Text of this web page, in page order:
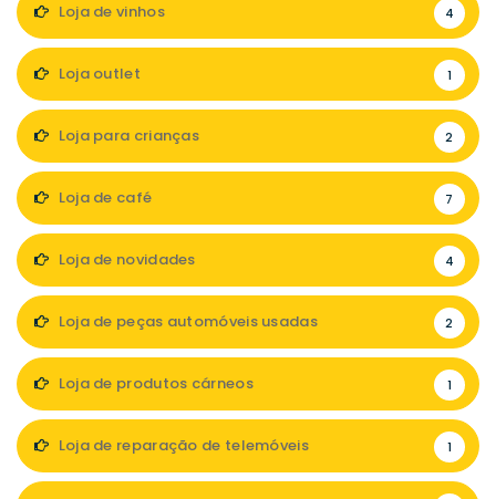
Loja de vinhos 4
Loja outlet 1
Loja para crianças 2
Loja de café 7
Loja de novidades 4
Loja de peças automóveis usadas 2
Loja de produtos cárneos 1
Loja de reparação de telemóveis 1